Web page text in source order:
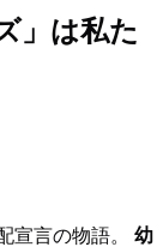
」は私た
宣言の物語。 幼